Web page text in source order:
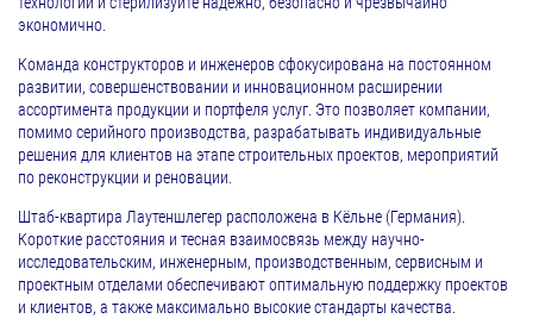
экономично.
Команда конструкторов и инженеров сфокусирована на постоянном
развитии, совершенствовании и инновационном расширении
ассортимента продукции и портфеля услуг. Это позволяет компании,
помимо серийного производства, разрабатывать индивидуальные
решения для клиентов на этапе строительных проектов, мероприятий
по реконструкции и реновации.
Штаб-квартира Лаутеншлегер расположена в Кёльне (Германия).
Короткие расстояния и тесная взаимосвязь между научно-
исследовательским, инженерным, производственным, сервисным и
проектным отделами обеспечивают оптимальную поддержку проектов
и клиентов, а также максимально высокие стандарты качества.